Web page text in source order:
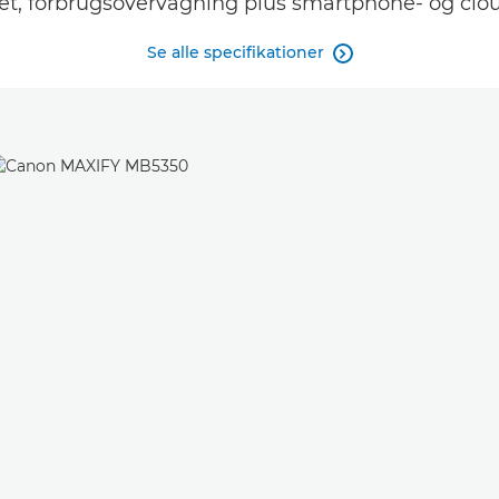
Se alle specifikationer 